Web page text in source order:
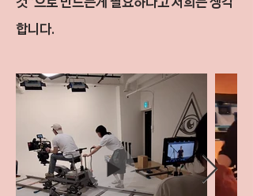
합니다.